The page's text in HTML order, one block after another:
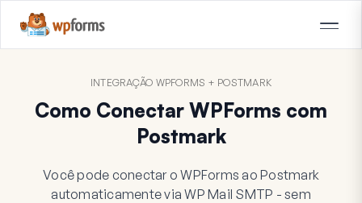
INTEGRAÇÃO WPFORMS + POSTMARK
Como Conectar WPForms com
Postmark
Você pode conectar o WPForms ao Postmark
automaticamente via WP Mail SMTP - sem